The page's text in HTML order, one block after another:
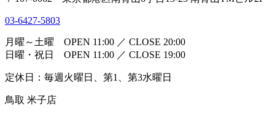
03-6427-5803
月曜～土曜 OPEN 11:00 ／ CLOSE 20:00
日曜・祝日 OPEN 11:00 ／ CLOSE 19:00
定休日：毎週火曜日、第1、第3水曜日
鳥取 米子店